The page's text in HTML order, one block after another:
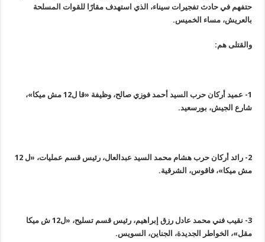
حتفهم في حادث تفجيرات سيناء، الذي استهدف مقارًا للقوات المسلحة
بالعريش، مساء الخميس.
والقتلى هم:
1-
عميد أركان حرب السيد أحمد فوزي صالح، وظيفة «قا ل12 مش ميكا»،
شارع الجيش، بورسعيد.
2-
رائد أركان حرب هشام محمد السيد عبدالعال، رئيس قسم عمليات، «ل 12
مش ميكا»، فاقوس، الشرقية.
3-
نقيب فني محمد عادل رزق إبراهيم، رئيس قسم تسليح، «ل12 ش ميكا
مقل»، الخواطر الجديدة، الجناين، السويس.